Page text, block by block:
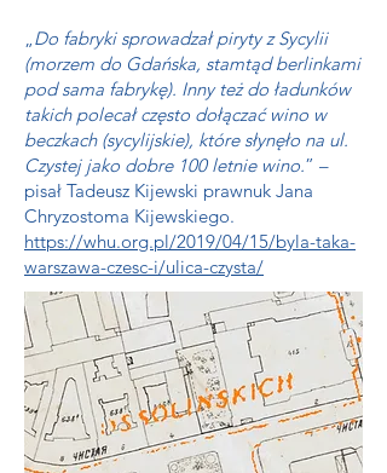
„Do fabryki sprowadzał piryty z Sycylii
(morzem do Gdańska, stamtąd berlinkami
pod sama fabrykę). Inny też do ładunków
takich polecał często dołączać wino w
beczkach (sycylijskie), które słynęło na ul.
Czystej jako dobre 100 letnie wino.” –
pisał Tadeusz Kijewski prawnuk Jana
Chryzostoma Kijewskiego.
https://whu.org.pl/2019/04/15/byla-taka-
warszawa-czesc-i/ulica-czysta/